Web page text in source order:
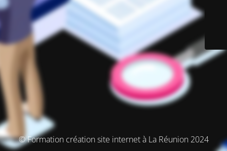
© Formation création site internet à La Réunion 2024